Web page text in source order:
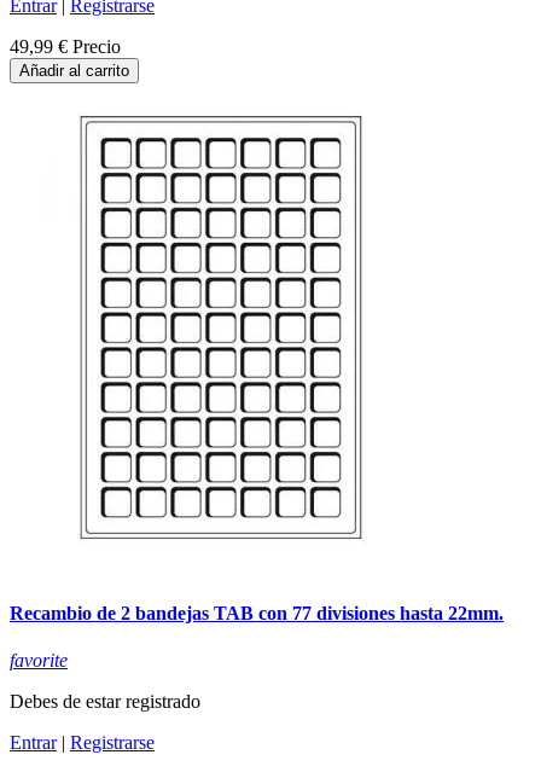
Entrar|
Registrarse
49,99 € Precio
Añadir al carrito
Recambio de 2 bandejas TAB con 77 divisiones hasta 22mm.
favorite
Debes de estar registrado
Entrar| Registrarse